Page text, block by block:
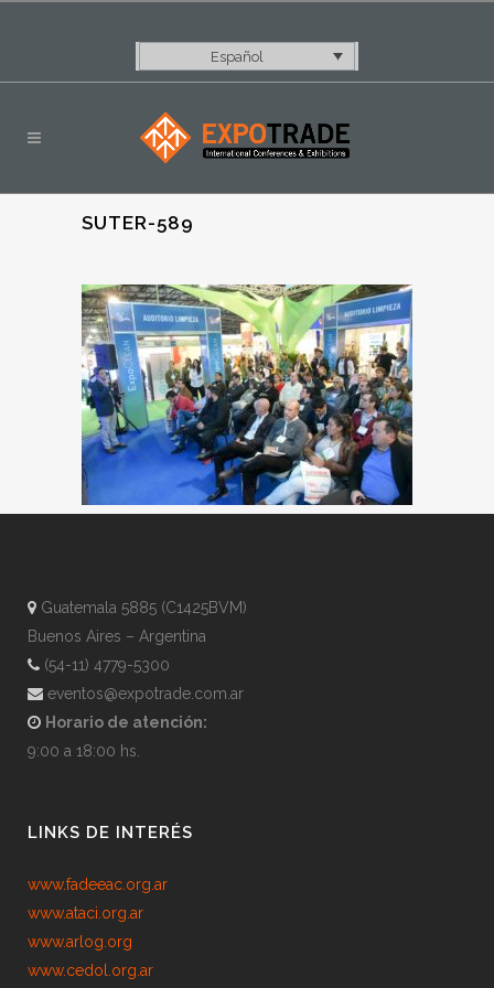
Español
SUTER-589
Guatemala 5885 (C1425BVM)
Buenos Aires – Argentina
(54-11) 4779-5300
eventos@expotrade.com.ar
Horario de atención:
9:00 a 18:00 hs.
LINKS DE INTERÉS
www.fadeeac.org.ar
www.ataci.org.ar
www.arlog.org
www.cedol.org.ar